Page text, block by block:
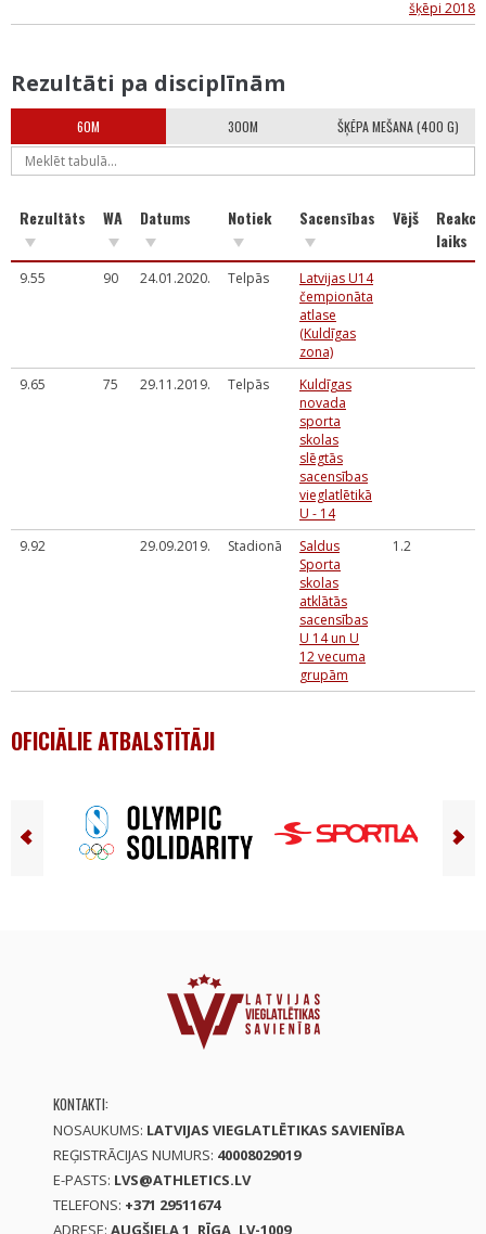
šķēpi 2018"
Rezultāti pa disciplīnām
60M 300M ŠĶĒPA MEŠANA (400 G)
Rezultāts WA Datums Notiek Sacensības Vējš
laiks
9.55 90 24.01.2020. Telpās
Latvijas U14
čempionāta
atlase
(Kuldīgas
zona)
9.65
75 29.11.2019. Telpās
Kuldīgas
novada
sporta
skolas
slēgtās
sacensības
vieglatlētikā
U - 14
9.92
29.09.2019. Stadionā
Saldus
Sporta
skolas
atklātās
sacensības
U 14 un U
12 vecuma
grupām
1.2
OFICIĀLIE ATBALSTĪTĀJI
KONTAKTI:
NOSAUKUMS: LATVIJAS VIEGLATLĒTIKAS SAVIENĪBA
REĢISTRĀCIJAS NUMURS: 40008029019
E-PASTS: LVS@ATHLETICS.LV
TELEFONS: +371 29511674
ADRESE: AUGŠIELA 1, RĪGA, LV-1009